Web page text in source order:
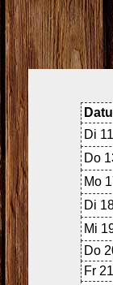
Di
Do
Mo
Di
Mi
Do
Fr